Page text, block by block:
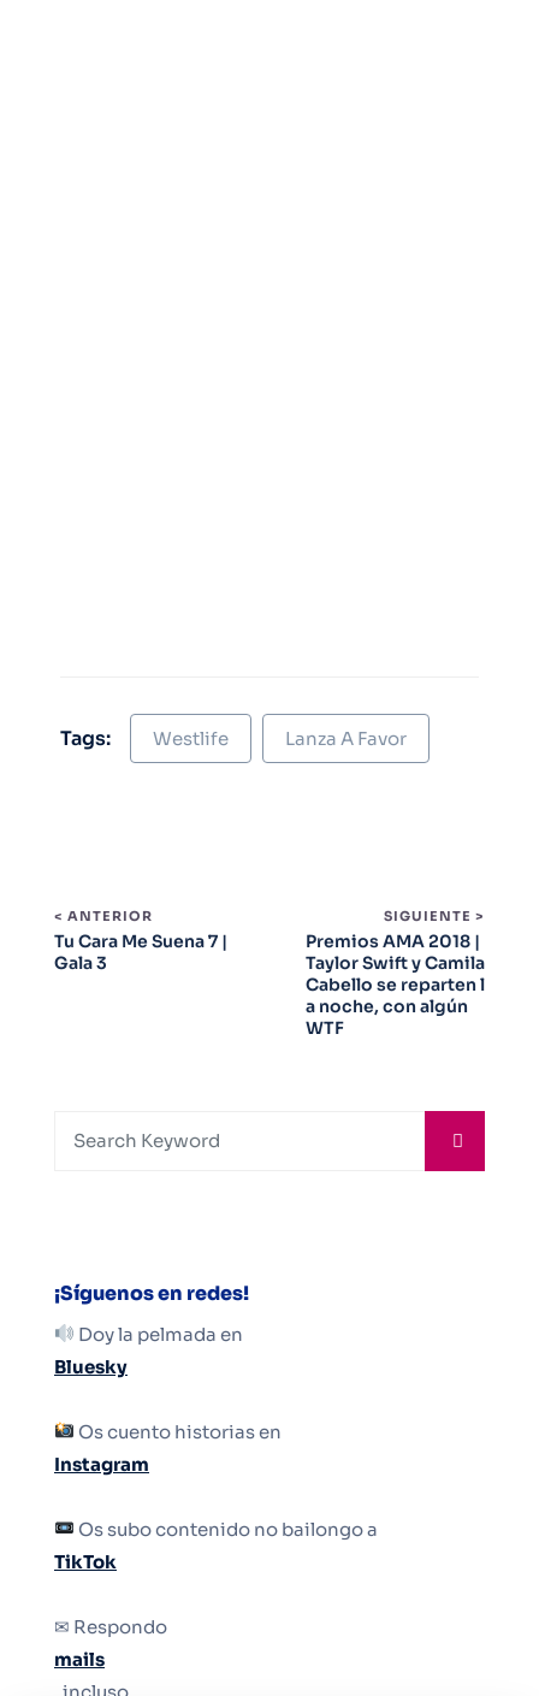
Tags: Westlife Lanza A Favor
< ANTERIOR
Tu Cara Me Suena 7 |
Gala 3
SIGUIENTE >
Premios AMA 2018 |
Taylor Swift y Camila
Cabello se reparten l
a noche, con algún
WTF
¡Síguenos en redes!
Doy la pelmada en
Bluesky
Os cuento historias en
Instagram
Os subo contenido no bailongo a
TikTok
✉ Respondo
mails
, incluso.